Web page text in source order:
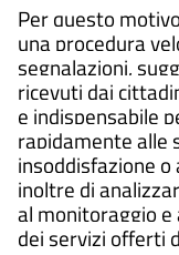
Per questo
una procedura
segnalazioni,
ricevuti dai
e indispensabile
rapidamente alle
insoddisfazione
inoltre di
al monitoraggio
dei servizi offerti